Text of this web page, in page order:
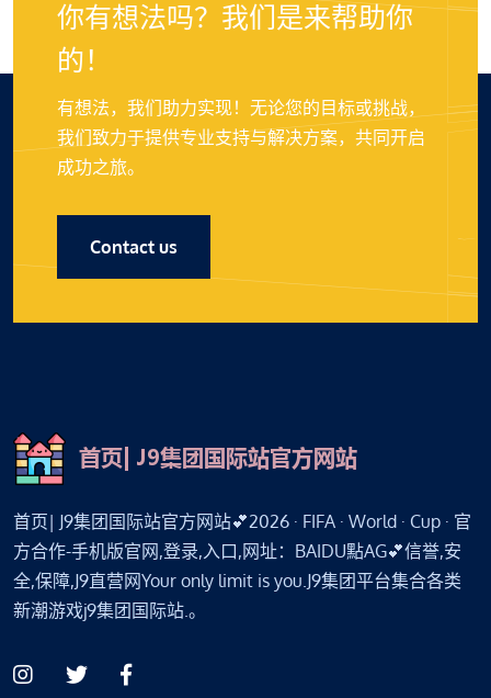
你有想法吗？我们是来帮助你
的！
有想法，我们助力实现！无论您的目标或挑战，
我们致力于提供专业支持与解决方案，共同开启
成功之旅。
Contact us
首页| J9集团国际站官方网站💕2026 · FIFA · World · Cup · 官
方合作-手机版官网,登录,入口,网址：BAIDU點AG💕信誉,安
全,保障,J9直营网Your only limit is you.J9集团平台集合各类
新潮游戏j9集团国际站.。